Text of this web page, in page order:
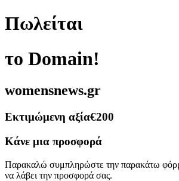
Πωλείται
το Domain!
womensnews.gr
Εκτιμώμενη αξία€200
Κάνε μια προσφορά
Παρακαλώ συμπληρώστε την παρακάτω
να λάβει την προσφορά σας.